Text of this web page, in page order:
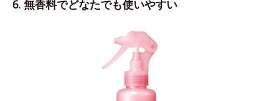
6. 無香料でどなたでも使いやすい